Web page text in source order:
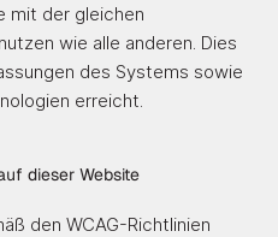
mit der gleichen
wie alle anderen. Dies
des Systems sowie
erreicht.
dieser Website
den WCAG-Richtlinien